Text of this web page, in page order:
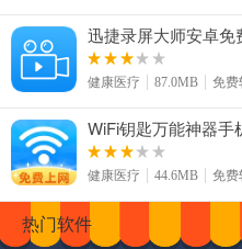
迅捷录屏大师安卓免
健康医疗 87.0MB 免费
WiFi钥匙万能神器手
健康医疗 44.6MB 免费
热门软件